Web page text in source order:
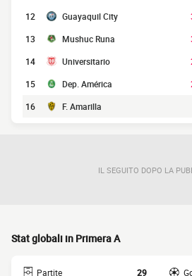
12 Guayaquil City
13 Mushuc Runa
14 Universitario
15 Dep. América
16 F. Amarilla
IL SEGUITO DOPO LA
Stat globali in Primera A
Partite 29